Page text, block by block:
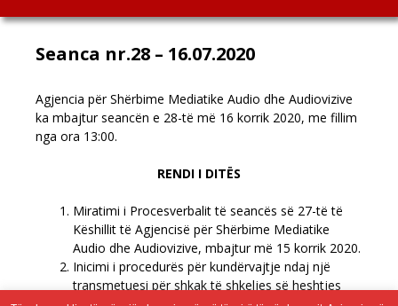
Seanca nr.28 – 16.07.2020
Agjencia për Shërbime Mediatike Audio dhe Audiovizive
ka mbajtur seancën e 28-të më 16 korrik 2020, me fillim
nga ora 13:00.
RENDI I DITËS
Miratimi i Procesverbalit të seancës së 27-të të
Këshillit të Agjencisë për Shërbime Mediatike
Audio dhe Audiovizive, mbajtur më 15 korrik 2020.
Inicimi i procedurës për kundërvajtje ndaj një
transmetuesi për shkak të shkeljes së heshtjes